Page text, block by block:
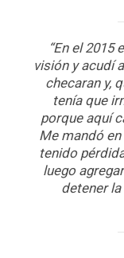
“En el 2015
visión y acudí
checaran y,
tenía que
porque aquí
Me mandó
tenido
luego
detener